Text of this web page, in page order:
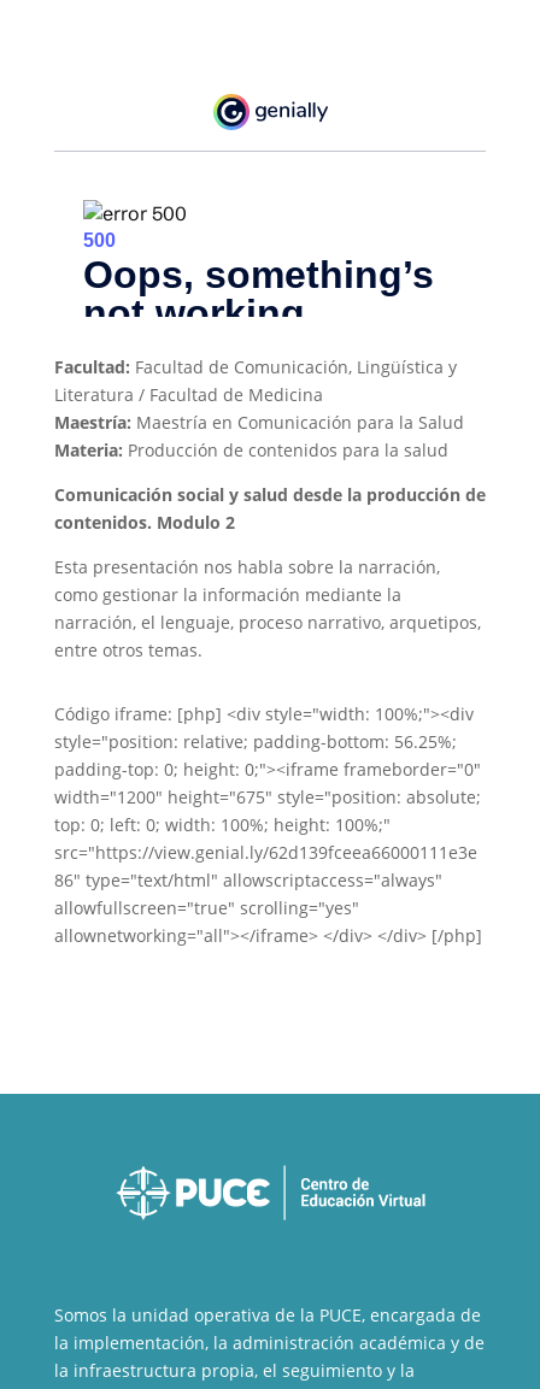
Facultad: Facultad de Comunicación, Lingüística y
Literatura / Facultad de Medicina
Maestría: Maestría en Comunicación para la Salud
Materia: Producción de contenidos​ para la salud​
Comunicación social y salud desde la producción de
contenidos​. Modulo 2
Esta presentación nos habla sobre la narración,
como gestionar la información mediante la
narración, el lenguaje, proceso narrativo, arquetipos,
entre otros temas.
Código iframe: [php] <div style="width: 100%;"><div
style="position: relative; padding-bottom: 56.25%;
padding-top: 0; height: 0;"><iframe frameborder="0"
width="1200" height="675" style="position: absolute;
top: 0; left: 0; width: 100%; height: 100%;"
src="https://view.genial.ly/62d139fceea66000111e3e
86" type="text/html" allowscriptaccess="always"
allowfullscreen="true" scrolling="yes"
allownetworking="all"></iframe> </div> </div> [/php]
Somos la unidad operativa de la PUCE, encargada de
la implementación, la administración académica y de
la infraestructura propia, el seguimiento y la